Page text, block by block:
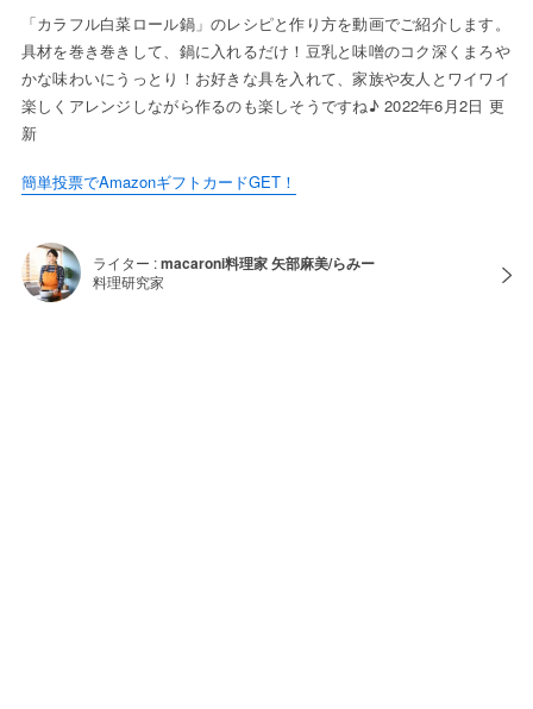
「カラフル白菜ロール鍋」のレシピと作り方を動画でご紹介します。
具材を巻き巻きして、鍋に入れるだけ！豆乳と味噌のコク深くまろや
かな味わいにうっとり！お好きな具を入れて、家族や友人とワイワイ
楽しくアレンジしながら作るのも楽しそうですね♪ 2022年6月2日 更
新
簡単投票でAmazonギフトカードGET！
ライター :macaroni料理家 矢部麻美/らみー
料理研究家